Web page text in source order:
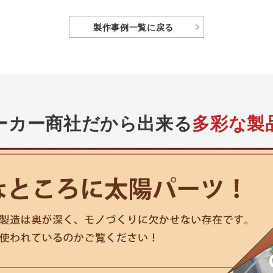
製作事例一覧に戻る
カー商社だから出来る多彩な製